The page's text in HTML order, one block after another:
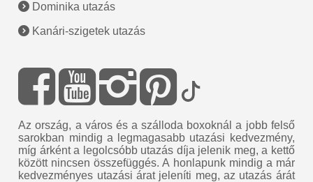
Dominika utazás
Kanári-szigetek utazás
Az ország, a város és a szálloda boxoknál a jobb felső
sarokban mindig a legmagasabb utazási kedvezmény,
míg árként a legolcsóbb utazás díja jelenik meg, a kettő
között nincsen összefüggés. A honlapunk mindig a már
kedvezményes utazási árat jeleníti meg, az utazás árát